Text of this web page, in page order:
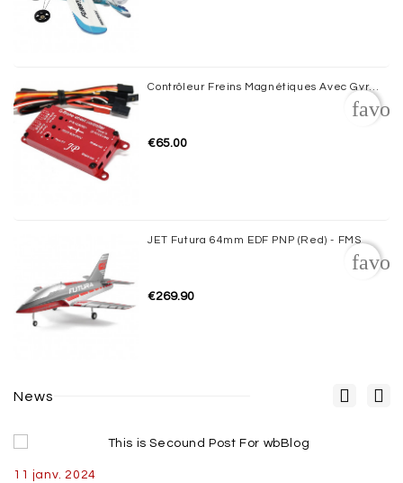
Contrôleur Freins Magnétiques Avec Gyro JP HOBBY
€65.00
JET Futura 64mm EDF PNP (Red) - FMS
€269.90
News
11 janv. 2024